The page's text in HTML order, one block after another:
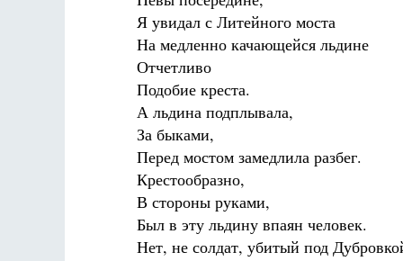
Я увидал с Литейного моста
На медленно качающейся льдине
Отчетливо
Подобие креста.
А льдина подплывала,
За быками,
Перед мостом замедлила разбег.
Крестообразно,
В стороны руками,
Был в эту льдину впаян человек.
Нет, не солдат, убитый под